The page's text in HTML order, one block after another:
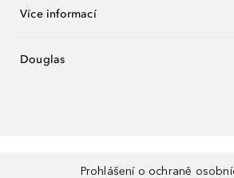
Více informací
Douglas
Prohlášení o ochraně